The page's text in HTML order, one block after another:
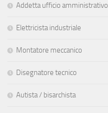
Addetta ufficio amministrativo
Elettricista industriale
Montatore meccanico
Disegnatore tecnico
Autista / bisarchista